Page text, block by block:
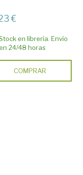
€
en librería. Envío
24/48 horas
COMPRAR